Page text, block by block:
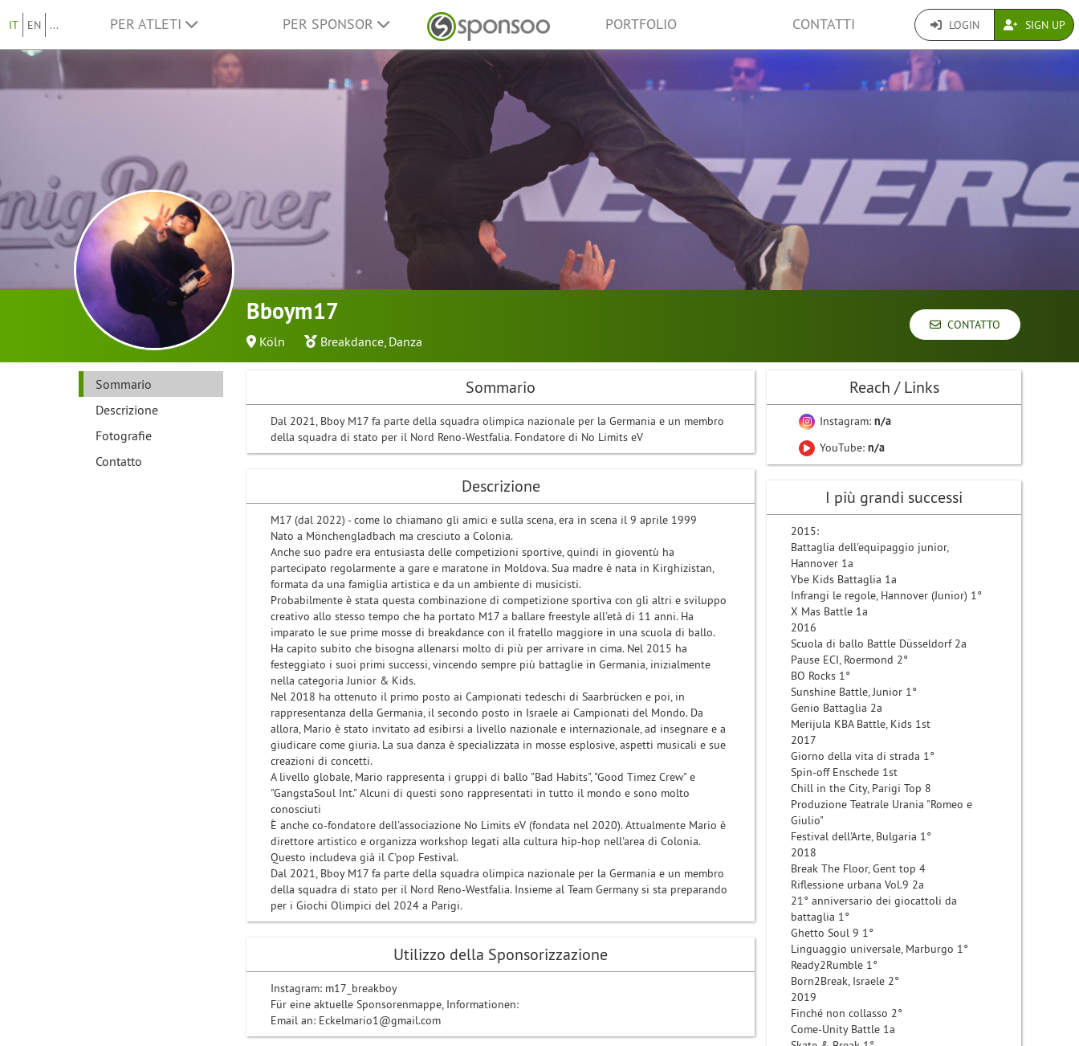
IT EN ... PER ATLETI PER SPONSOR PORTFOLIO CONTATTI LOGIN SIGN UP
Bboym17
Köln Breakdance, Danza
CONTATTO
Sommario
Descrizione
Fotografie
Contatto
Sommario
Dal 2021, Bboy M17 fa parte della squadra olimpica nazionale per la Germania e un membro
della squadra di stato per il Nord Reno-Westfalia. Fondatore di No Limits eV
Descrizione
M17 (dal 2022) - come lo chiamano gli amici e sulla scena, era in scena il 9 aprile 1999
Nato a Mönchengladbach ma cresciuto a Colonia.
Anche suo padre era entusiasta delle competizioni sportive, quindi in gioventù ha
partecipato regolarmente a gare e maratone in Moldova. Sua madre è nata in Kirghizistan,
formata da una famiglia artistica e da un ambiente di musicisti.
Probabilmente è stata questa combinazione di competizione sportiva con gli altri e sviluppo
creativo allo stesso tempo che ha portato M17 a ballare freestyle all'età di 11 anni. Ha
imparato le sue prime mosse di breakdance con il fratello maggiore in una scuola di ballo.
Ha capito subito che bisogna allenarsi molto di più per arrivare in cima. Nel 2015 ha
festeggiato i suoi primi successi, vincendo sempre più battaglie in Germania, inizialmente
nella categoria Junior & Kids.
Nel 2018 ha ottenuto il primo posto ai Campionati tedeschi di Saarbrücken e poi, in
rappresentanza della Germania, il secondo posto in Israele ai Campionati del Mondo. Da
allora, Mario è stato invitato ad esibirsi a livello nazionale e internazionale, ad insegnare e a
giudicare come giuria. La sua danza è specializzata in mosse esplosive, aspetti musicali e sue
creazioni di concetti.
A livello globale, Mario rappresenta i gruppi di ballo "Bad Habits", "Good Timez Crew" e
"GangstaSoul Int." Alcuni di questi sono rappresentati in tutto il mondo e sono molto
conosciuti
È anche co-fondatore dell'associazione No Limits eV (fondata nel 2020). Attualmente Mario è
direttore artistico e organizza workshop legati alla cultura hip-hop nell'area di Colonia.
Questo includeva già il C'pop Festival.
Dal 2021, Bboy M17 fa parte della squadra olimpica nazionale per la Germania e un membro
della squadra di stato per il Nord Reno-Westfalia. Insieme al Team Germany si sta preparando
per i Giochi Olimpici del 2024 a Parigi.
Utilizzo della Sponsorizzazione
Instagram: m17_breakboy
Für eine aktuelle Sponsorenmappe, Informationen:
Email an: Eckelmario1@gmail.com
Reach / Links
Instagram:n/a
YouTube:n/a
I più grandi successi
2015:
Battaglia dell'equipaggio junior,
Hannover 1a
Ybe Kids Battaglia 1a
Infrangi le regole, Hannover (Junior) 1°
X Mas Battle 1a
2016
Scuola di ballo Battle Düsseldorf 2a
Pause ECI, Roermond 2°
BO Rocks 1°
Sunshine Battle, Junior 1°
Genio Battaglia 2a
Merijula KBA Battle, Kids 1st
2017
Giorno della vita di strada 1°
Spin-off Enschede 1st
Chill in the City, Parigi Top 8
Produzione Teatrale Urania "Romeo e
Giulio"
Festival dell'Arte, Bulgaria 1°
2018
Break The Floor, Gent top 4
Riflessione urbana Vol.9 2a
21° anniversario dei giocattoli da
battaglia 1°
Ghetto Soul 9 1°
Linguaggio universale, Marburgo 1°
Ready2Rumble 1°
Born2Break, Israele 2°
2019
Finché non collasso 2°
Come-Unity Battle 1a